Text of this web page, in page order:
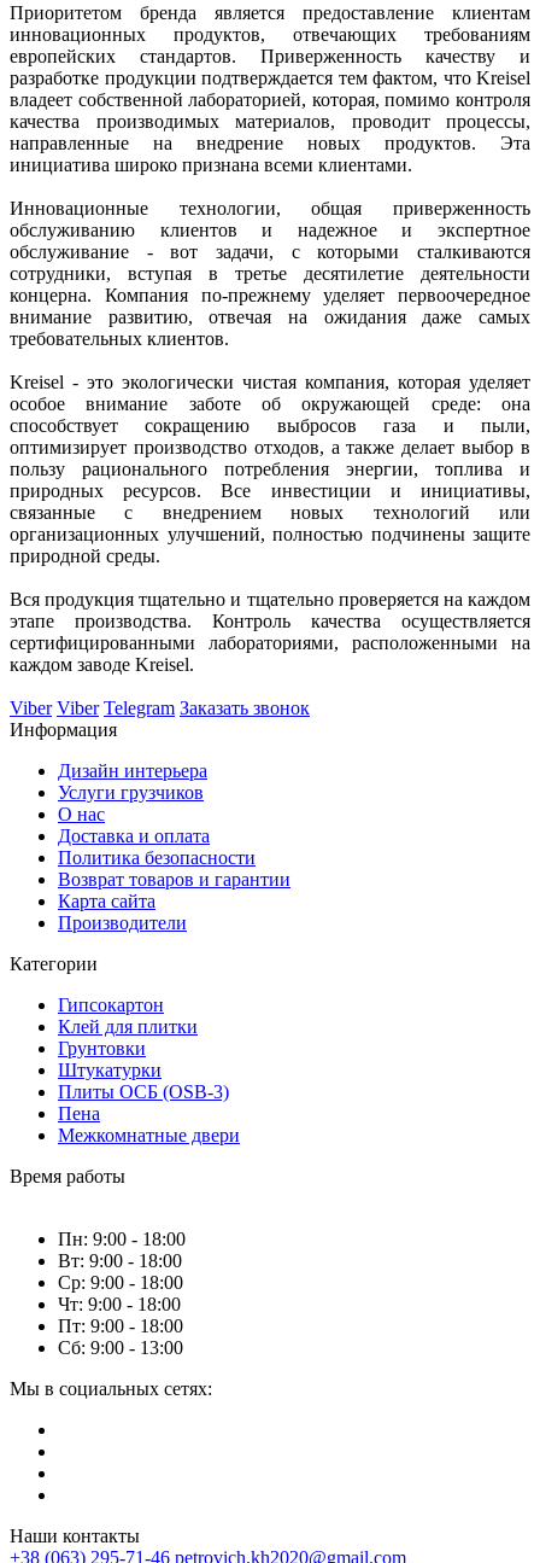
Приоритетом бренда является предоставление клиентам
инновационных продуктов, отвечающих требованиям
европейских стандартов. Приверженность качеству и
разработке продукции подтверждается тем фактом, что Kreisel
владеет собственной лабораторией, которая, помимо контроля
качества производимых материалов, проводит процессы,
направленные на внедрение новых продуктов. Эта
инициатива широко признана всеми клиентами.
Инновационные технологии, общая приверженность
обслуживанию клиентов и надежное и экспертное
обслуживание - вот задачи, с которыми сталкиваются
сотрудники, вступая в третье десятилетие деятельности
концерна. Компания по-прежнему уделяет первоочередное
внимание развитию, отвечая на ожидания даже самых
требовательных клиентов.
Kreisel - это экологически чистая компания, которая уделяет
особое внимание заботе об окружающей среде: она
способствует сокращению выбросов газа и пыли,
оптимизирует производство отходов, а также делает выбор в
пользу рационального потребления энергии, топлива и
природных ресурсов. Все инвестиции и инициативы,
связанные с внедрением новых технологий или
организационных улучшений, полностью подчинены защите
природной среды.
Вся продукция тщательно и тщательно проверяется на каждом
этапе производства. Контроль качества осуществляется
сертифицированными лабораториями, расположенными на
каждом заводе Kreisel.
Viber Viber Telegram Заказать звонок
Информация
Дизайн интерьера
Услуги грузчиков
О нас
Доставка и оплата
Политика безопасности
Возврат товаров и гарантии
Карта сайта
Производители
Категории
Гипсокартон
Клей для плитки
Грунтовки
Штукатурки
Плиты ОСБ (OSB-3)
Пена
Межкомнатные двери
Время работы
Пн: 9:00 - 18:00
Вт: 9:00 - 18:00
Ср: 9:00 - 18:00
Чт: 9:00 - 18:00
Пт: 9:00 - 18:00
Сб: 9:00 - 13:00
Мы в социальных сетях:
Наши контакты
+38 (063) 295-71-46 petrovich.kh2020@gmail.com